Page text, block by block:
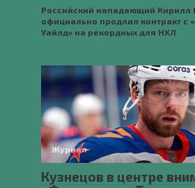
Российский нападающий Кирилл
официально продлил контракт с
Уайлд» на рекордных для НХЛ
Журнал
Кузнецов в центре